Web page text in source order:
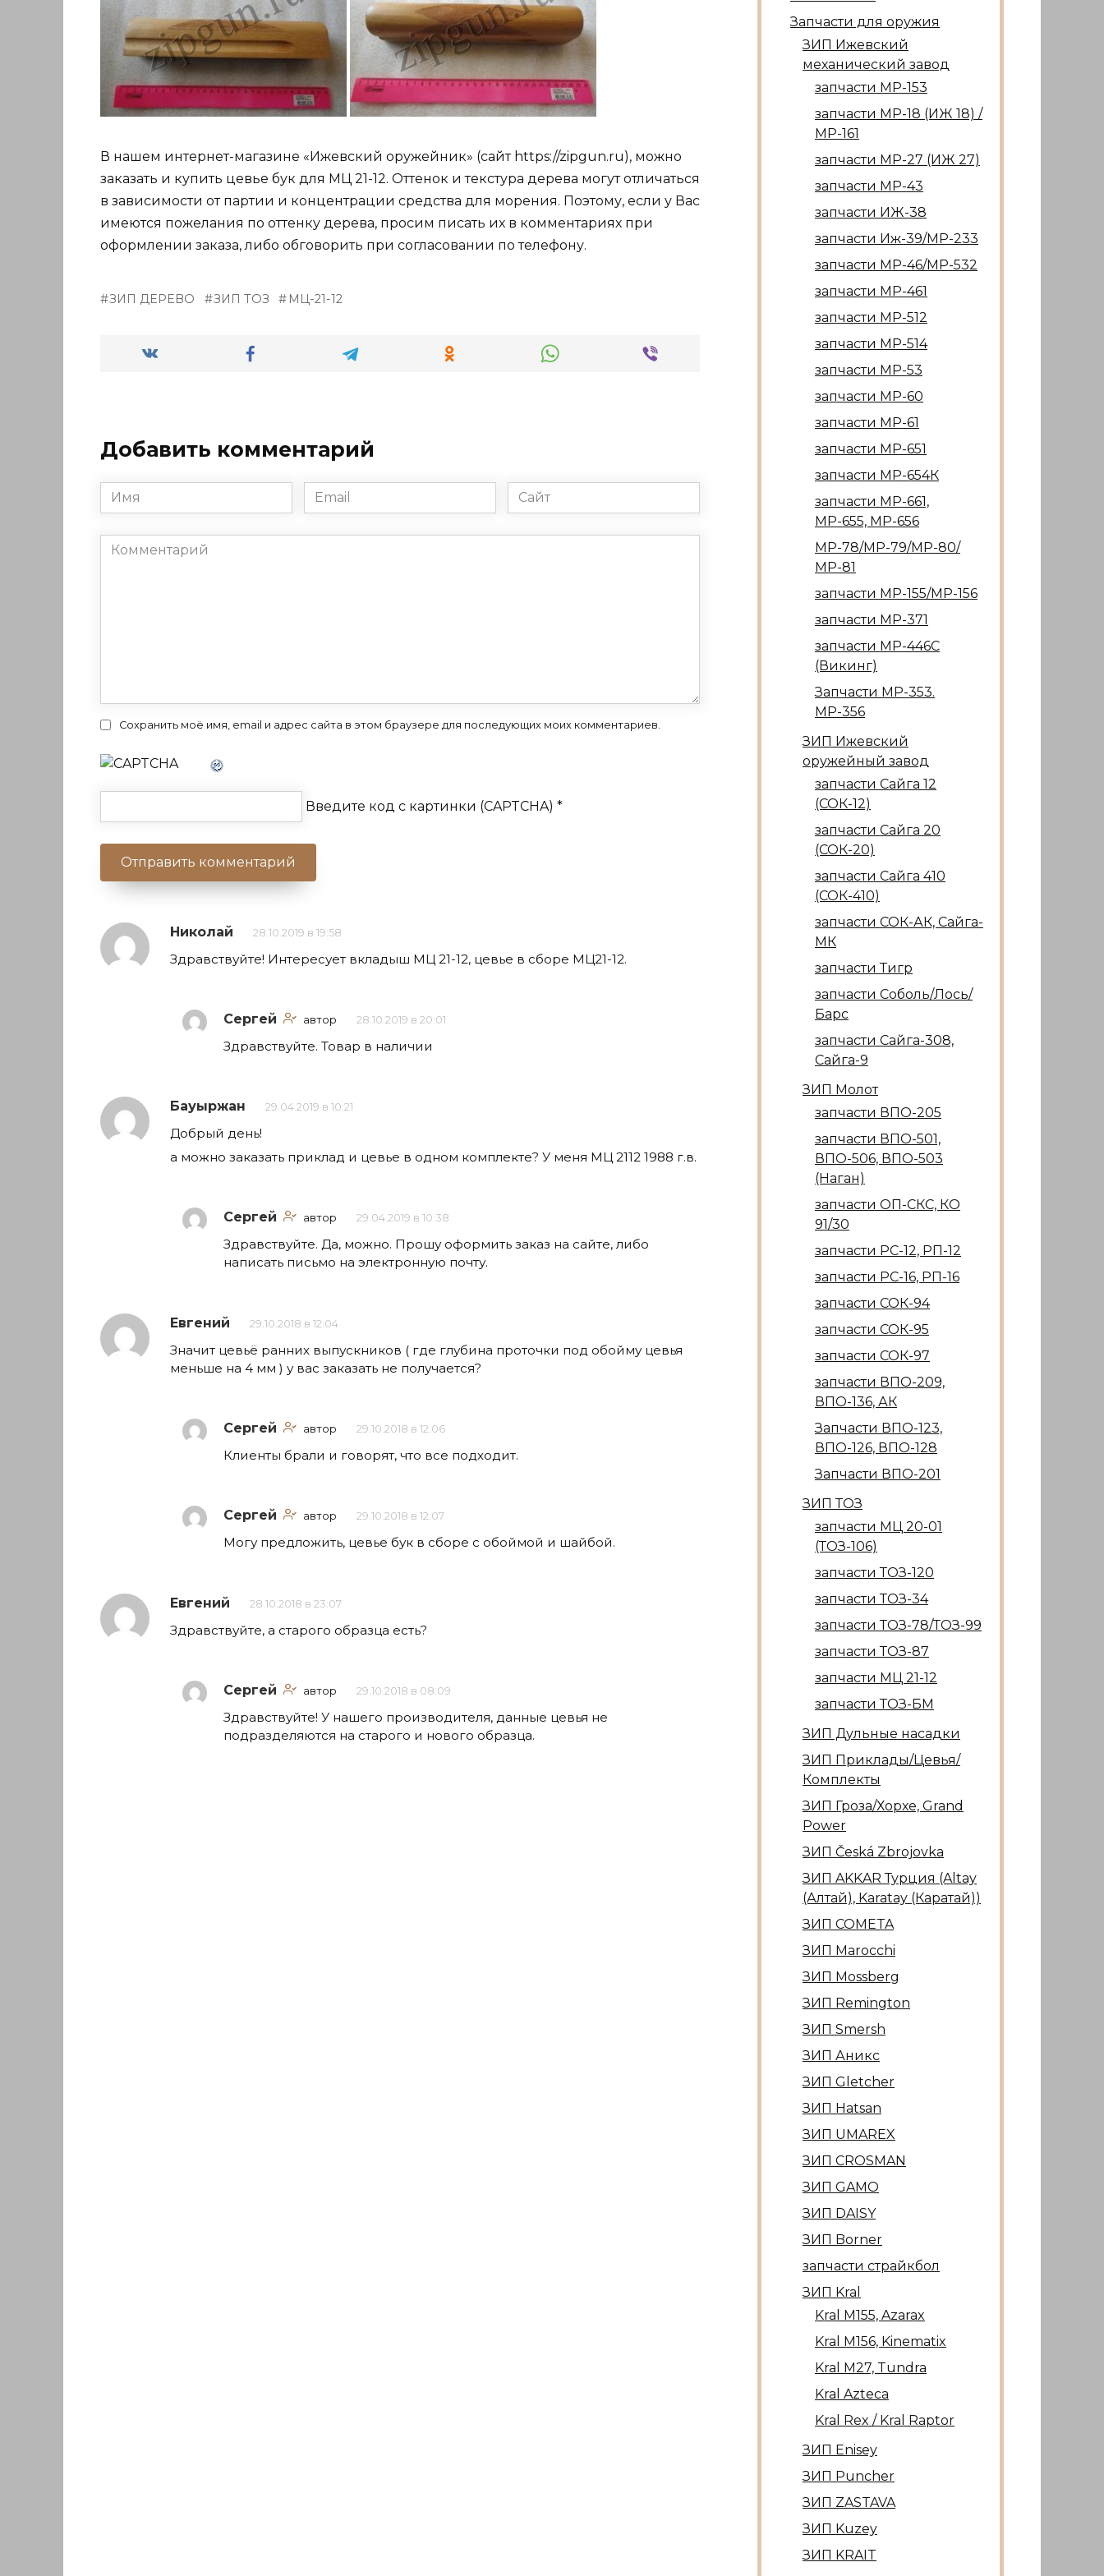
В нашем интернет-магазине «Ижевский оружейник» (сайт https://zipgun.ru), можно
заказать и купить цевье бук для МЦ 21-12. Оттенок и текстура дерева могут отличаться
в зависимости от партии и концентрации средства для морения. Поэтому, если у Вас
имеются пожелания по оттенку дерева, просим писать их в комментариях при
оформлении заказа, либо обговорить при согласовании по телефону.
ЗИП ДЕРЕВО ЗИП ТОЗ МЦ-21-12
Добавить комментарий
Имя
*
Email
*
Сайт
Комментарий
Сохранить моё имя, email и адрес сайта в этом браузере для последующих моих комментариев.
Введите код с картинки (CAPTCHA) *
Николай 28.10.2019 в 19:58
Здравствуйте! Интересует вкладыш МЦ 21-12, цевье в сборе МЦ21-12.
Сергей автор 28.10.2019 в 20:01
Здравствуйте. Товар в наличии
Бауыржан 29.04.2019 в 10:21
Добрый день!
а можно заказать приклад и цевье в одном комплекте? У меня МЦ 2112 1988 г.в.
Сергей автор 29.04.2019 в 10:38
Здравствуйте. Да, можно. Прошу оформить заказ на сайте, либо
написать письмо на электронную почту.
Евгений 29.10.2018 в 12:04
Значит цевьё ранних выпускников ( где глубина проточки под обойму цевья
меньше на 4 мм ) у вас заказать не получается?
Сергей автор 29.10.2018 в 12:06
Клиенты брали и говорят, что все подходит.
Сергей автор 29.10.2018 в 12:07
Могу предложить, цевье бук в сборе с обоймой и шайбой.
Евгений 28.10.2018 в 23:07
Здравствуйте, а старого образца есть?
Сергей автор 29.10.2018 в 08:09
Здравствуйте! У нашего производителя, данные цевья не
подразделяются на старого и нового образца.
Запчасти для оружия
ЗИП Ижевский
механический завод
запчасти МР-153
запчасти МР-18 (ИЖ 18) /
МР-161
запчасти МР-27 (ИЖ 27)
запчасти МР-43
запчасти ИЖ-38
запчасти Иж-39/МР-233
запчасти МР-46/МР-532
запчасти МР-461
запчасти МР-512
запчасти МР-514
запчасти МР-53
запчасти МР-60
запчасти МР-61
запчасти МР-651
запчасти МР-654К
запчасти МР-661,
МР-655, МР-656
МР-78/МР-79/МР-80/
МР-81
запчасти МР-155/МР-156
запчасти МР-371
запчасти МР-446С
(Викинг)
Запчасти МР-353.
МР-356
ЗИП Ижевский
оружейный завод
запчасти Сайга 12
(СОК-12)
запчасти Сайга 20
(СОК-20)
запчасти Сайга 410
(СОК-410)
запчасти СОК-АК, Сайга-
МК
запчасти Тигр
запчасти Соболь/Лось/
Барс
запчасти Сайга-308,
Сайга-9
ЗИП Молот
запчасти ВПО-205
запчасти ВПО-501,
ВПО-506, ВПО-503
(Наган)
запчасти ОП-СКС, КО
91/30
запчасти РС-12, РП-12
запчасти РС-16, РП-16
запчасти СОК-94
запчасти СОК-95
запчасти СОК-97
запчасти ВПО-209,
ВПО-136, АК
Запчасти ВПО-123,
ВПО-126, ВПО-128
Запчасти ВПО-201
ЗИП ТОЗ
запчасти МЦ 20-01
(ТОЗ-106)
запчасти ТОЗ-120
запчасти ТОЗ-34
запчасти ТОЗ-78/ТОЗ-99
запчасти ТОЗ-87
запчасти МЦ 21-12
запчасти ТОЗ-БМ
ЗИП Дульные насадки
ЗИП Приклады/Цевья/
Комплекты
ЗИП Гроза/Хорхе, Grand
Power
ЗИП Česká Zbrojovka
ЗИП AKKAR Турция (Altay
(Алтай), Karatay (Каратай))
ЗИП COMETA
ЗИП Marocсhi
ЗИП Mossberg
ЗИП Remington
ЗИП Smersh
ЗИП Аникс
ЗИП Gletcher
ЗИП Hatsan
ЗИП UMAREX
ЗИП CROSMAN
ЗИП GAMO
ЗИП DAISY
ЗИП Borner
запчасти страйкбол
ЗИП Kral
Kral М155, Azarax
Kral М156, Kinematix
Kral М27, Tundra
Kral Azteca
Kral Rex / Kral Raptor
ЗИП Enisey
ЗИП Puncher
ЗИП ZASTAVA
ЗИП Kuzey
ЗИП KRAIT